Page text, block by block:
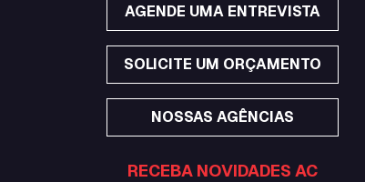
AGENDE UMA ENTREVISTA
SOLICITE UM ORÇAMENTO
NOSSAS AGÊNCIAS
RECEBA NOVIDADES AC